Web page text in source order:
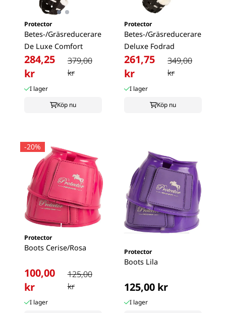
Protector
Betes-/Gräsreducerare
De Luxe Comfort
284,25
kr
379,00
kr
I lager
Köp nu
Protector
Betes-/Gräsreducerare
Deluxe Fodrad
261,75
kr
349,00
kr
I lager
Köp nu
-20%
Protector
Boots Cerise/Rosa
100,00
kr
125,00
kr
I lager
Protector
Boots Lila
125,00 kr
I lager